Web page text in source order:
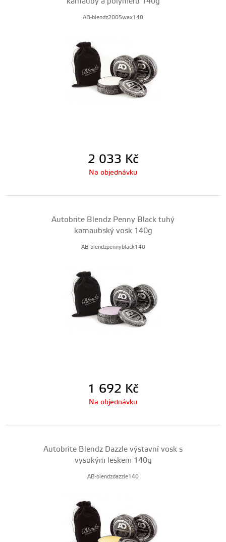
AB-blendz2005wax140
2 033 Kč
Na objednávku
Autobrite Blendz Penny Black tuhý
karnaubský vosk 140g
AB-blendzpennyblack140
1 692 Kč
Na objednávku
Autobrite Blendz Dazzle výstavní vosk s
vysokým leskem 140g
AB-blendzdazzle140